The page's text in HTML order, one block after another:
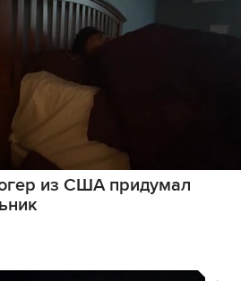
из США придумал